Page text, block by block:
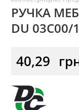
РУЧКА
DU
40,29